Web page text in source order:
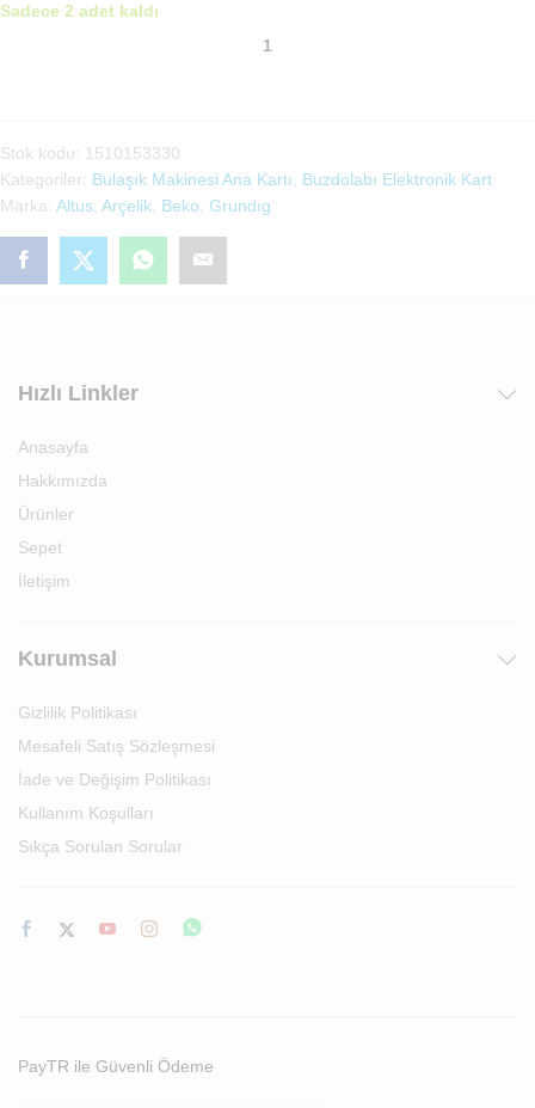
Sadece 2 adet kaldı
(1510153330)
Stok kodu:
1510153330
Kategoriler: Bulaşık Makinesi Ana Kartı
Buzdolabı Elektronik Kart
Marka: Altus Arçelik Beko Grundıg
Hızlı Linkler
Anasayfa
Hakkımızda
Ürünler
Sepet
İletişim
Kurumsal
Gizlilik Politikası
Mesafeli Satış Sözleşmesi
İade ve Değişim Politikası
Kullanım Koşulları
Sıkça Sorulan Sorular
PayTR ile Güvenli Ödeme